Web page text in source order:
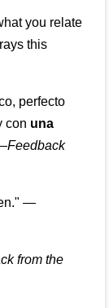
you relate
this
perfecto
con una
Feedback
—
from the